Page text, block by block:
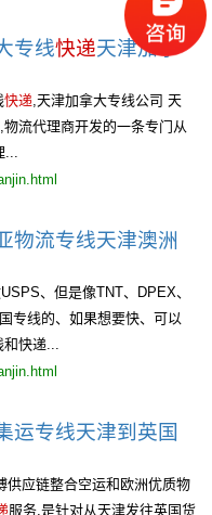
专线快递天津加拿
快递,天津加拿大专线公司 天
流代理商开发的一条专门从
...
物流专线天津澳洲
、但是像TNT、DPEX、
专线的、如果想要快、可以
和快递...
运专线天津到英国
供应链整合空运和欧洲优质物
服务,是针对从天津发往英国货